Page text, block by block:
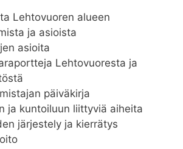
Lehtovuoren alueen
ja asioista
asioita
Lehtovuoresta ja
päiväkirja
ja kuntoiluun liittyviä aiheita
järjestely ja kierrätys